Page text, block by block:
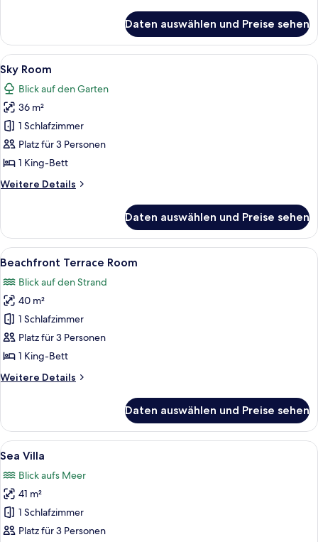
Daten auswählen und Preise sehen
Alle
Fotos
für
Sky
Room
anzeigen
Ein Schlafzimmer mit einem
6
Sky Room
Blick auf den Garten
36 m²
1 Schlafzimmer
Platz für 3 Personen
1 King-Bett
Weitere Details
Weitere
Room
Daten auswählen und Preise sehen
Alle
Fotos
für
Beachfront
Terrace
Room
anzeigen
Ein Hotelzimmer mit einem Bett,
13
Beachfront Terrace Room
Blick auf den Strand
40 m²
1 Schlafzimmer
Platz für 3 Personen
1 King-Bett
Weitere Details
Weitere
Terrace
Room
Daten auswählen und Preise sehen
Alle
Fotos
für
Sea
Villa
anzeigen
Ein kleines, eingeschossiges Haus
5
Sea Villa
Blick aufs Meer
41 m²
1 Schlafzimmer
Platz für 3 Personen